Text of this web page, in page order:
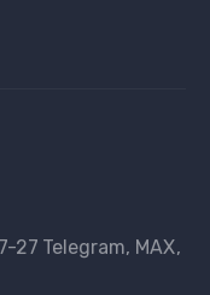
27 Telegram, MAX